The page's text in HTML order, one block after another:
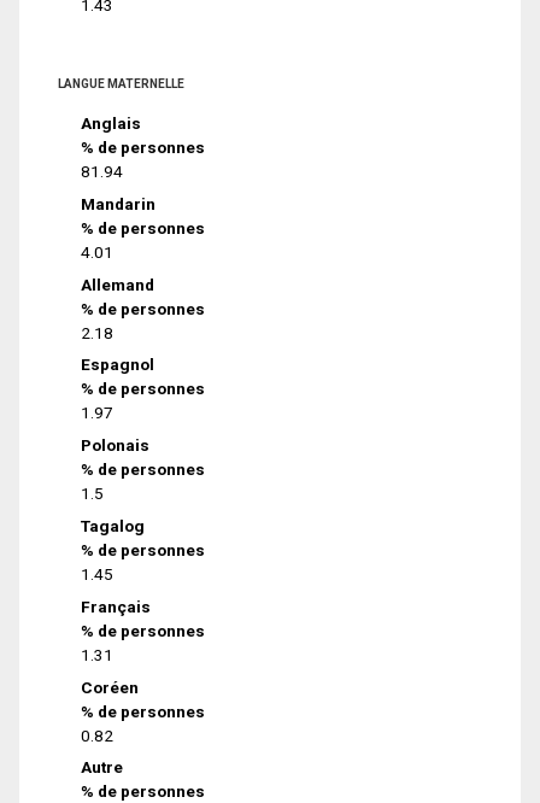
1.43
LANGUE MATERNELLE
Anglais
% de personnes
81.94
Mandarin
% de personnes
4.01
Allemand
% de personnes
2.18
Espagnol
% de personnes
1.97
Polonais
% de personnes
1.5
Tagalog
% de personnes
1.45
Français
% de personnes
1.31
Coréen
% de personnes
0.82
Autre
% de personnes